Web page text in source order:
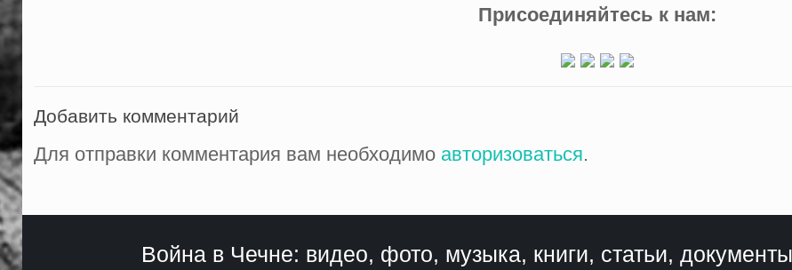
Присоединяйтесь к нам:
Добавить комментарий
Для отправки комментария вам необходимо авторизоваться.
Война в Чечне: видео, фото, музыка, книги, статьи,